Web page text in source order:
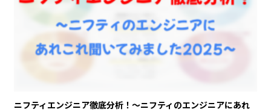
ニフティエンジニア徹底分析！〜ニフティのエンジニアにあれ